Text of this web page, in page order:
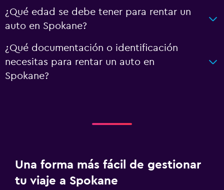
¿Qué edad se debe tener para rentar un
auto en Spokane?
¿Qué documentación o identificación
necesitas para rentar un auto en
Spokane?
Una forma más fácil de gestionar
tu viaje a Spokane